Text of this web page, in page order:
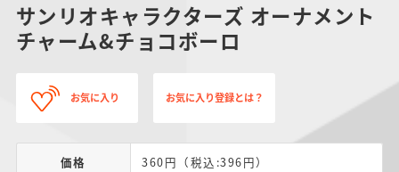
サンリオキャラクターズ オーナメント
チャーム&チョコボーロ
お気に入り お気に入り登録とは？
価格 360円（税込:396円）